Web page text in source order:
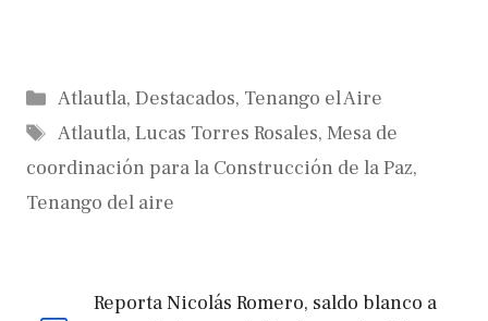
Categorías
Atlautla, Destacados, Tenango el Aire
Etiquetas
Atlautla, Lucas Torres Rosales, Mesa de
coordinación para la Construcción de la Paz,
Tenango del aire
Reporta Nicolás Romero, saldo blanco a